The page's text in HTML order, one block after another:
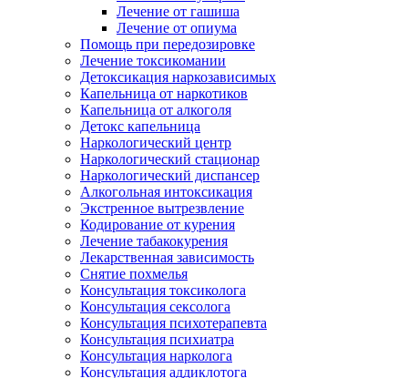
Лечение от гашиша
Лечение от опиума
Помощь при передозировке
Лечение токсикомании
Детоксикация наркозависимых
Капельница от наркотиков
Капельница от алкоголя
Детокс капельница
Наркологический центр
Наркологический стационар
Наркологический диспансер
Алкогольная интоксикация
Экстренное вытрезвление
Кодирование от курения
Лечение табакокурения
Лекарственная зависимость
Снятие похмелья
Консультация токсиколога
Консультация сексолога
Консультация психотерапевта
Консультация психиатра
Консультация нарколога
Консультация аддиклотога